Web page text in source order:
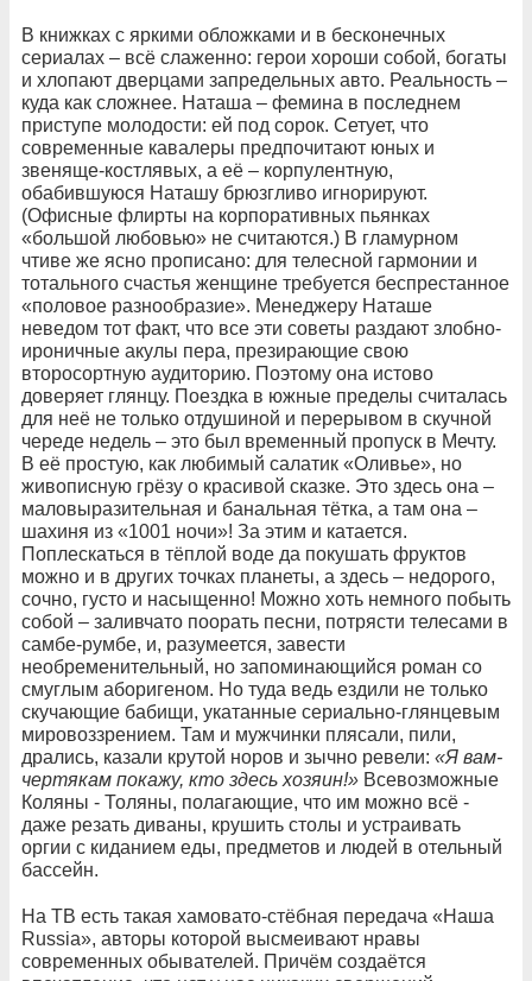
В книжках с яркими обложками и в бесконечных
сериалах – всё слаженно: герои хороши собой, богаты
и хлопают дверцами запредельных авто. Реальность –
куда как сложнее. Наташа – фемина в последнем
приступе молодости: ей под сорок. Сетует, что
современные кавалеры предпочитают юных и
звеняще-костлявых, а её – корпулентную,
обабившуюся Наташу брюзгливо игнорируют.
(Офисные флирты на корпоративных пьянках
«большой любовью» не считаются.) В гламурном
чтиве же ясно прописано: для телесной гармонии и
тотального счастья женщине требуется беспрестанное
«половое разнообразие». Менеджеру Наташе
неведом тот факт, что все эти советы раздают злобно-
ироничные акулы пера, презирающие свою
второсортную аудиторию. Поэтому она истово
доверяет глянцу. Поездка в южные пределы считалась
для неё не только отдушиной и перерывом в скучной
череде недель – это был временный пропуск в Мечту.
В её простую, как любимый салатик «Оливье», но
живописную грёзу о красивой сказке. Это здесь она –
маловыразительная и банальная тётка, а там она –
шахиня из «1001 ночи»! За этим и катается.
Поплескаться в тёплой воде да покушать фруктов
можно и в других точках планеты, а здесь – недорого,
сочно, густо и насыщенно! Можно хоть немного побыть
собой – заливчато поорать песни, потрясти телесами в
самбе-румбе, и, разумеется, завести
необременительный, но запоминающийся роман со
смуглым аборигеном. Но туда ведь ездили не только
скучающие бабищи, укатанные сериально-глянцевым
мировоззрением. Там и мужчинки плясали, пили,
дрались, казали крутой норов и зычно ревели: «Я вам-
чертякам покажу, кто здесь хозяин!» Всевозможные
Коляны - Толяны, полагающие, что им можно всё -
даже резать диваны, крушить столы и устраивать
оргии с киданием еды, предметов и людей в отельный
бассейн.
На ТВ есть такая хамовато-стёбная передача «Наша
Russia», авторы которой высмеивают нравы
современных обывателей. Причём создаётся